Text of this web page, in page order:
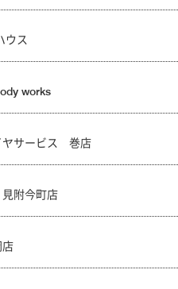
ウス
works
ヤサービス 巻店
附今町店